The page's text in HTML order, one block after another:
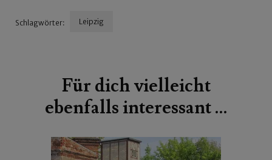
Schlagwörter: Leipzig
Für dich vielleicht
ebenfalls interessant …